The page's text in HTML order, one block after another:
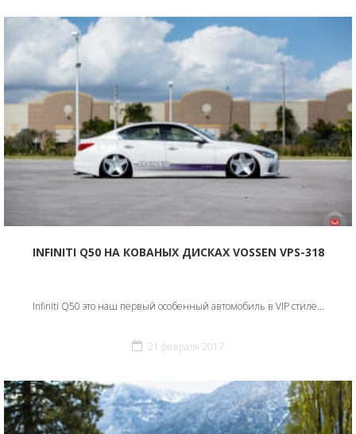
INFINITI Q50 НА КОВАНЫХ ДИСКАХ VOSSEN VPS-318
Infiniti Q50 это наш первый особенный автомобиль в VIP стиле...
21 февраля 2017